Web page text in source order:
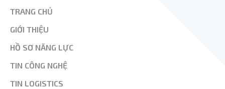
TRANG CHỦ
GIỚI THIỆU
HỒ SƠ NĂNG LỰC
TIN CÔNG NGHỆ
TIN LOGISTICS